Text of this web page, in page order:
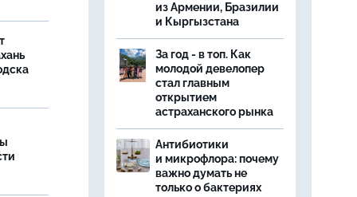
из Армении, Бразилии
и Кыргызстана
За год - в топ. Как
молодой девелопер
стал главным
открытием
астраханского рынка
Антибиотики
и микрофлора: почему
важно думать не
только о бактериях